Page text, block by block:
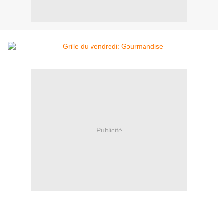
Publicité